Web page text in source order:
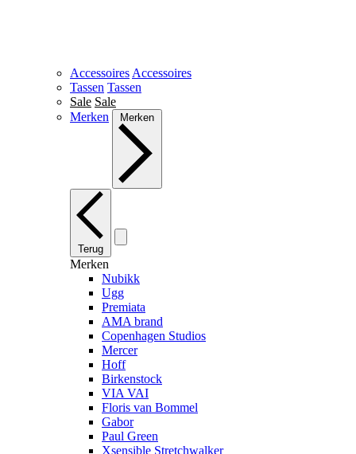
Accessoires Accessoires
Tassen Tassen
Sale Sale
Merken
Merken
Terug
Merken
Nubikk
Ugg
Premiata
AMA brand
Copenhagen Studios
Mercer
Hoff
Birkenstock
VIA VAI
Floris van Bommel
Gabor
Paul Green
Xsensible Stretchwalker